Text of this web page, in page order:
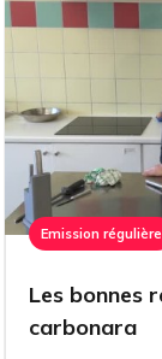
Emission régulière
Les bonnes
carbonara